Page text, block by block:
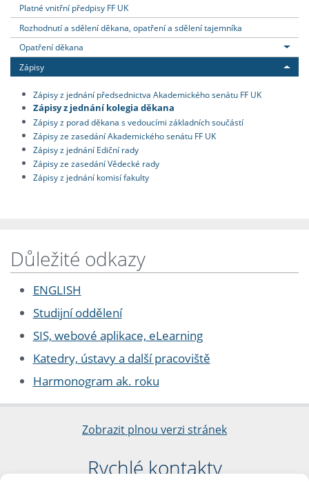
Platné vnitřní předpisy FF UK
Rozhodnutí a sdělení děkana, opatření a sdělení tajemníka
Opatření děkana
Zápisy
Zápisy z jednání předsednictva Akademického senátu FF UK
Zápisy z jednání kolegia děkana
Zápisy z porad děkana s vedoucími základních součástí
Zápisy ze zasedání Akademického senátu FF UK
Zápisy z jednání Ediční rady
Zápisy ze zasedání Vědecké rady
Zápisy z jednání komisí fakulty
Důležité odkazy
ENGLISH
Studijní oddělení
SIS, webové aplikace, eLearning
Katedry, ústavy a další pracoviště
Harmonogram ak. roku
Zobrazit plnou verzi stránek
Rychlé kontakty